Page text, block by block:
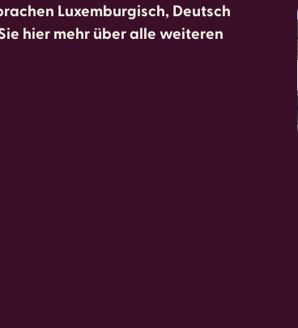
Luxemburgisch, Deutsch
hier mehr über alle weiteren